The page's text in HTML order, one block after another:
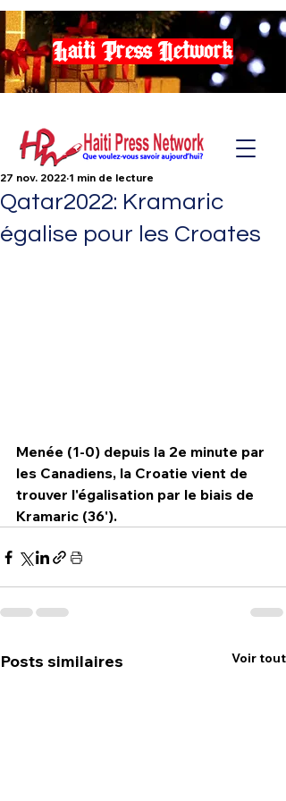
Haiti Press Network
Qatar2022: Kramaric
égalise pour les Croates
27 nov. 2022 1 min de lecture
Menée (1-0) depuis la 2e minute par
les Canadiens, la Croatie vient de
trouver l'égalisation par le biais de
Kramaric (36').
Posts similaires Voir tout